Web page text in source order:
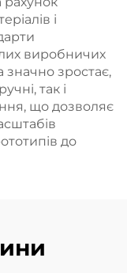
і
виробничих
значно зростає,
так і
що дозволяє
до